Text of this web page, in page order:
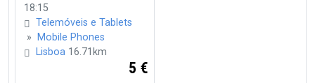
18:15
Telemóveis e Tablets
»
Mobile Phones
Lisboa 16.71km
5 €